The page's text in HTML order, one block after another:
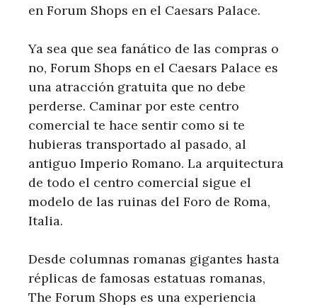
en Forum Shops en el Caesars Palace.
Ya sea que sea fanático de las compras o
no, Forum Shops en el Caesars Palace es
una atracción gratuita que no debe
perderse. Caminar por este centro
comercial te hace sentir como si te
hubieras transportado al pasado, al
antiguo Imperio Romano. La arquitectura
de todo el centro comercial sigue el
modelo de las ruinas del Foro de Roma,
Italia.
Desde columnas romanas gigantes hasta
réplicas de famosas estatuas romanas,
The Forum Shops es una experiencia